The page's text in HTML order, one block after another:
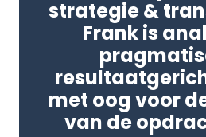
strategie &
Frank is
met oog voor
van de